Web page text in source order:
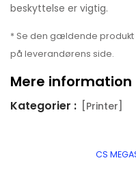
beskyttelse er vigtig.
* Se den gældende produkt
på leverandørens side.
Mere information
Kategorier : [Printer]
CS